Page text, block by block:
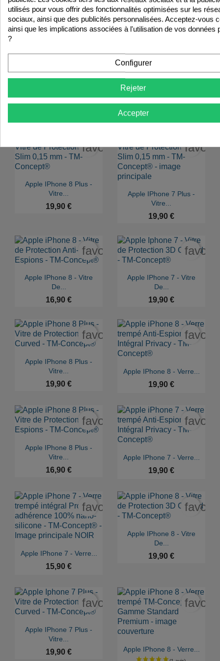
15,90 €
 Aperçu rapide
19,90 €
 Aperçu rapide
Apple IPhone 7 Plus -
14,90 €
 Aperçu rapide
Apple IPhone 8 Plus -
Vitre...
19,90 €
favorite_border
 Aperçu rapide
Apple IPhone 7 Plus -
Vitre...
19,90 €
 Aperçu rapide
Apple IPhone 8 - Vitre
De...
16,90 €
favorite_border
 Aperçu rapide
Apple IPhone 7 - Vitre
De...
19,90 €
 Aperçu rapide
Apple IPhone 8 Plus -
Vitre...
19,90 €
favorite_border
 Aperçu rapide
Apple IPhone 8 - Verre...
19,90 €
 Aperçu rapide
Apple IPhone 8 Plus -
Vitre...
16,90 €
favorite_border
 Aperçu rapide
Apple IPhone 7 - Verre...
19,90 €
 Aperçu rapide
Apple IPhone 7 - Verre...
15,90 €
favorite_border
 Aperçu rapide
Apple IPhone 8 - Vitre
De...
19,90 €
 Aperçu rapide
Apple IPhone 7 Plus -
Vitre...
19,90 €
favorite_border
 Aperçu rapide
Apple IPhone 8 - Verre...
utilisés pour vous offrir des fonctionnalités optimisées sur les
sociaux, ainsi que des publicités personnalisées. Acceptez-vous
ainsi que les implications associées à l'utilisation de vos données
?
Configurer
Rejeter
Accepter